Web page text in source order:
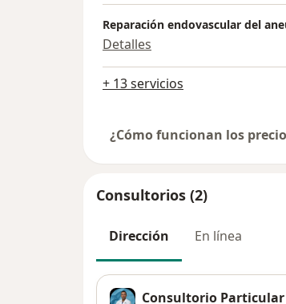
Reparación endovascular del
Detalles
+ 13 servicios
¿Cómo funcionan los
Consultorios (2)
Dirección En línea
Consultorio Particular